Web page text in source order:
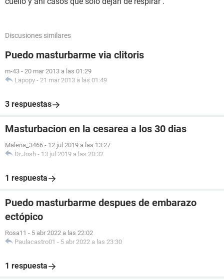
Discusiones similares
Puedo masturbarme via clitoris
m-43 - 20 mar 2013 a las 01:29
Lapopy - 21 mar 2013 a las 01:49
3 respuestas
Masturbacion en la cesarea a los 30 dias
Malena_3466 - 12 jul 2019 a las 13:27
Dr.Josh - 13 jul 2019 a las 20:32
1 respuesta
Puedo masturbarme despues de embarazo
ectópico
Rosa11 - 5 abr 2022 a las 22:02
Paulacastro01 - 5 abr 2022 a las 23:30
1 respuesta